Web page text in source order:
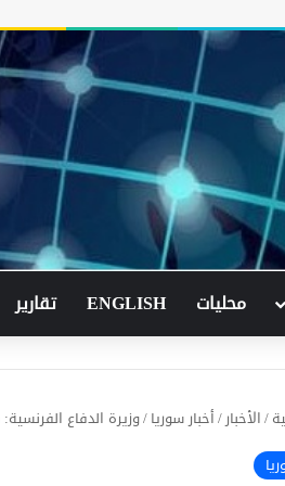
محليات ENGLISH تقارير
/الأخبار/أخبار سوريا/وزيرة الدفاع